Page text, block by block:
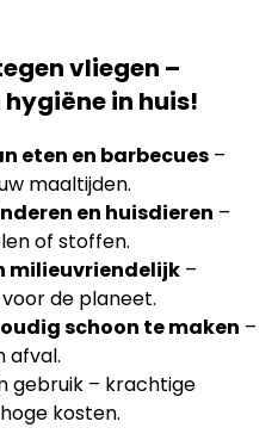
vliegen –
in huis!
eten en barbecues –
maaltijden.
en huisdieren –
of stoffen.
milieuvriendelijk –
de planeet.
schoon te maken –
afval.
gebruik – krachtige
kosten.